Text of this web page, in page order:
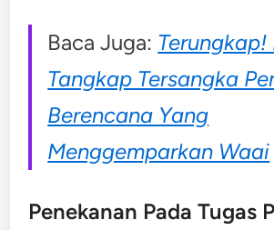
Baca Juga: Terungkap!
Tangkap Tersangka
Berencana Yang
Menggemparkan Waai
Penekanan Pada Tugas